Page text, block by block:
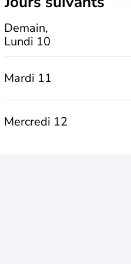
Demain,
Lundi 10
Mardi 11
Mercredi 12